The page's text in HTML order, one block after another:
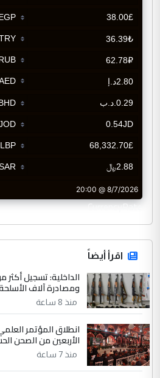
CurrencyRate
اقرأ أيضاً
ومصادرة آلاف
منذ 8 ساعة
انطلاق المؤتمر
الأربعين من الصحن
منذ 7 ساعة